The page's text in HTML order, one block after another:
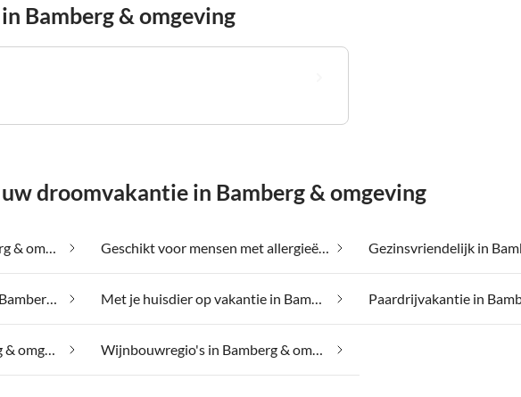
Bamberg & omgeving
droomvakantie in Bamberg & omgeving
Afgelegen locatie in Bamberg & omgeving Geschikt voor mensen met allergieën in Bamberg & omgeving
Met je hond op vakantie in Bamberg & omgeving Met je huisdier op vakantie in Bamberg & omgeving
Vissersvakantie in Bamberg & omgeving Wijnbouwregio's in Bamberg & omgeving